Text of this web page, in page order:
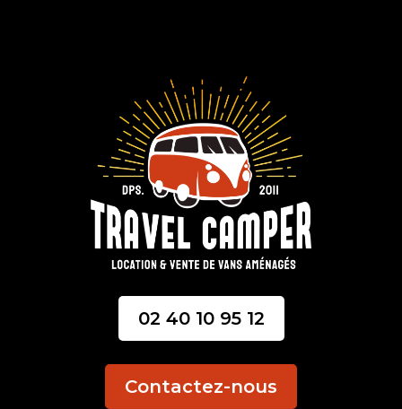
02 40 10 95 12
Contactez-nous